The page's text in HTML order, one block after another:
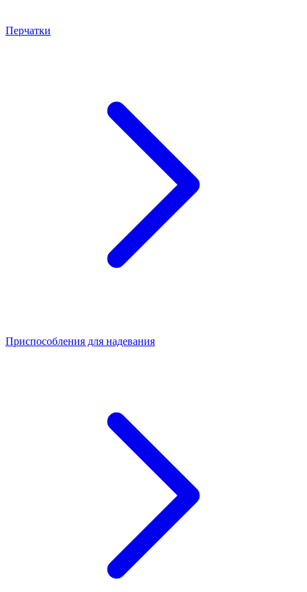
Перчатки
Приспособления для надевания